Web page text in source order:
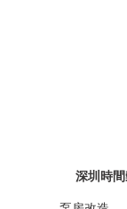
深圳時